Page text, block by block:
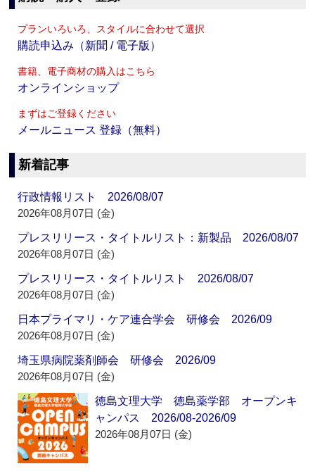
プランいろいろ、スタイルに合わせて選択
購読申込み（新聞 / 電子版）
書籍、電子商材の購入はこちら
オンラインショップ
まずはご登録ください
メールニュース 登録（無料）
新着記事
行政情報リスト 2026/08/07
2026年08月07日 (金)
プレスリリース・タイトルリスト：新製品 2026/08/07
2026年08月07日 (金)
プレスリリース・タイトルリスト 2026/08/07
2026年08月07日 (金)
日本プライマリ・ケア連合学会 研修会 2026/09
2026年08月07日 (金)
埼玉県病院薬剤師会 研修会 2026/09
2026年08月07日 (金)
徳島文理大学 徳島薬学部 オープンキ
ャンパス 2026/08-2026/09
2026年08月07日 (金)